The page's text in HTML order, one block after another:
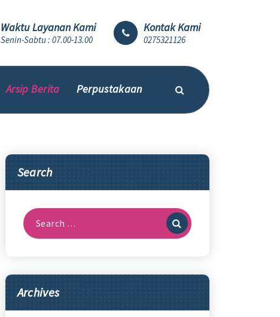
Waktu Layanan Kami
Senin-Sabtu : 07.00-13.00
Kontak Kami
0275321126
Arsip Berita Perpustakaan
Search
Search
for:
Archives